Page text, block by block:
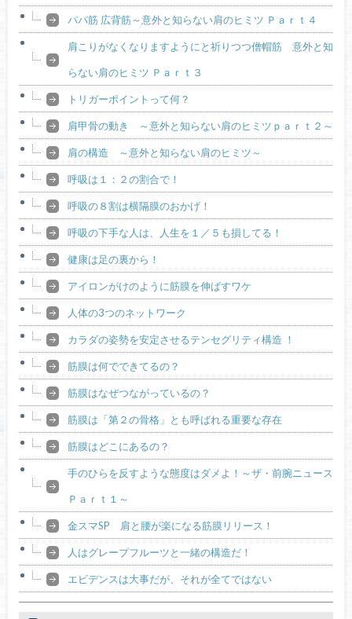
パパ筋 広背筋～意外と知らない肩のヒミツ Ｐａｒｔ４
肩こりがなくなりますようにと祈りつつ僧帽筋 意外と知
らない肩のヒミツ Ｐａｒｔ３
トリガーポイントって何？
肩甲骨の動き ～意外と知らない肩のヒミツｐａｒｔ２～
肩の構造 ～意外と知らない肩のヒミツ～
呼吸は１：２の割合で！
呼吸の８割は横隔膜のおかげ！
呼吸の下手な人は、人生を１／５も損してる！
健康は足の裏から！
アイロンがけのように筋膜を伸ばすワケ
人体の3つのネットワーク
カラダの姿勢を安定させるテンセグリティ構造 ！
筋膜は何でできてるの？
筋膜はなぜつながっているの？
筋膜は「第２の骨格」とも呼ばれる重要な存在
筋膜はどこにあるの？
手のひらを反すような態度はダメよ！～ザ・前腕ニュース
Ｐａｒｔ１～
金スマSP 肩と腰が楽になる筋膜リリース！
人はグレープフルーツと一緒の構造だ！
エビデンスは大事だが、それが全てではない